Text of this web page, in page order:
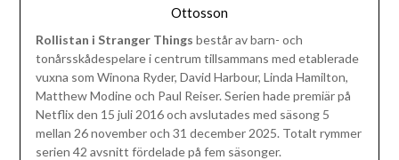
Ottosson
Rollistan i Stranger Things består av barn- och
tonårsskådespelare i centrum tillsammans med etablerade
vuxna som Winona Ryder, David Harbour, Linda Hamilton,
Matthew Modine och Paul Reiser. Serien hade premiär på
Netflix den 15 juli 2016 och avslutades med säsong 5
mellan 26 november och 31 december 2025. Totalt rymmer
serien 42 avsnitt fördelade på fem säsonger.